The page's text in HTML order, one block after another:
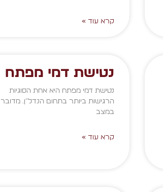
קרא עוד »
נטישת דמי מפתח
נטישת דמי מפתח היא אחת הסוגיות
הרגישות ביותר בתחום הנדל"ן. מדובר
במצב
קרא עוד »